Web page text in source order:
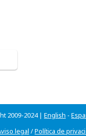
2009-2024 | English -
legal /Política de